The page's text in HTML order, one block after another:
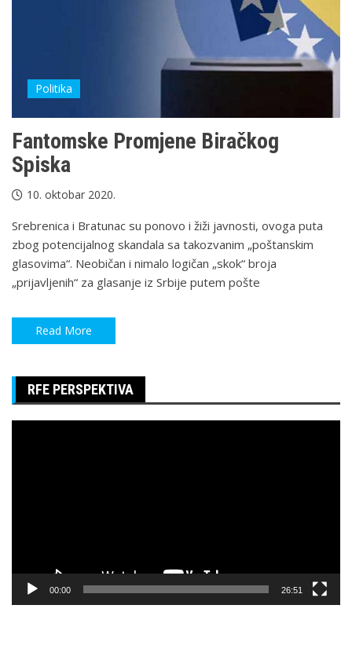
Politika
Fantomske Promjene Biračkog
Spiska
10. oktobar 2020.
Srebrenica i Bratunac su ponovo i žiži javnosti, ovoga puta
zbog potencijalnog skandala sa takozvanim „poštanskim
glasovima“. Neobičan i nimalo logičan „skok“ broja
„prijavljenih“ za glasanje iz Srbije putem pošte
Read More
RFE PERSPEKTIVA
00:00 26:51